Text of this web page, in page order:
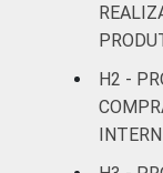
FAIXA
ETÁRIA
H2 -